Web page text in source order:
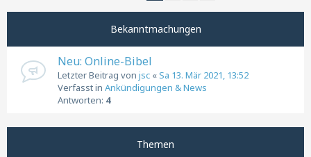
Bekanntmachungen
Neu: Online-Bibel
Letzter Beitrag von jsc «Sa 13. Mär 2021, 13:52
Verfasst in Ankündigungen & News
Antworten: 4
Themen